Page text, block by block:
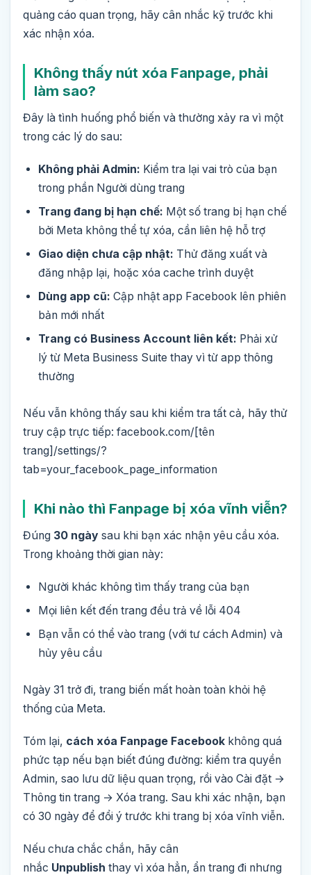
quảng cáo quan trọng, hãy cân nhắc kỹ trước khi
xác nhận xóa.
Không thấy nút xóa Fanpage, phải
làm sao?
Đây là tình huống phổ biến và thường xảy ra vì một
trong các lý do sau:
Không phải Admin: Kiểm tra lại vai trò của bạn
trong phần Người dùng trang
Trang đang bị hạn chế: Một số trang bị hạn chế
bởi Meta không thể tự xóa, cần liên hệ hỗ trợ
Giao diện chưa cập nhật: Thử đăng xuất và
đăng nhập lại, hoặc xóa cache trình duyệt
Dùng app cũ: Cập nhật app Facebook lên phiên
bản mới nhất
Trang có Business Account liên kết: Phải xử
lý từ Meta Business Suite thay vì từ app thông
thường
Nếu vẫn không thấy sau khi kiểm tra tất cả, hãy thử
truy cập trực tiếp: facebook.com/[tên
trang]/settings/?
tab=your_facebook_page_information
Khi nào thì Fanpage bị xóa vĩnh viễn?
Đúng 30 ngày sau khi bạn xác nhận yêu cầu xóa.
Trong khoảng thời gian này:
Người khác không tìm thấy trang của bạn
Mọi liên kết đến trang đều trả về lỗi 404
Bạn vẫn có thể vào trang (với tư cách Admin) và
hủy yêu cầu
Ngày 31 trở đi, trang biến mất hoàn toàn khỏi hệ
thống của Meta.
Tóm lại, cách xóa Fanpage Facebook không quá
phức tạp nếu bạn biết đúng đường: kiểm tra quyền
Admin, sao lưu dữ liệu quan trọng, rồi vào Cài đặt →
Thông tin trang → Xóa trang. Sau khi xác nhận, bạn
có 30 ngày để đổi ý trước khi trang bị xóa vĩnh viễn.
Nếu chưa chắc chắn, hãy cân
nhắc Unpublish thay vì xóa hẳn, ẩn trang đi nhưng